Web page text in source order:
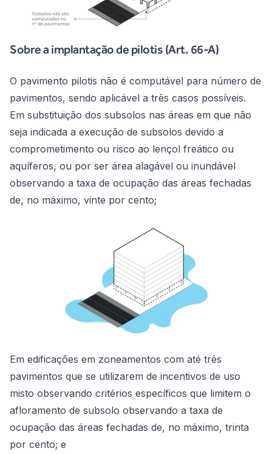
Sobre a implantação de pilotis (Art. 66-A)
O pavimento pilotis não é computável para número de
pavimentos, sendo aplicável a três casos possíveis.
Em substituição dos subsolos nas áreas em que não
seja indicada a execução de subsolos devido a
comprometimento ou risco ao lençol freático ou
aquíferos, ou por ser área alagável ou inundável
observando a taxa de ocupação das áreas fechadas
de, no máximo, vinte por cento;
Em edificações em zoneamentos com até três
pavimentos que se utilizarem de incentivos de uso
misto observando critérios específicos que limitem o
afloramento de subsolo observando a taxa de
ocupação das áreas fechadas de, no máximo, trinta
por cento; e